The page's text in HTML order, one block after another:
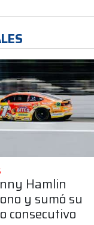
Hamlin
y sumó su
consecutivo